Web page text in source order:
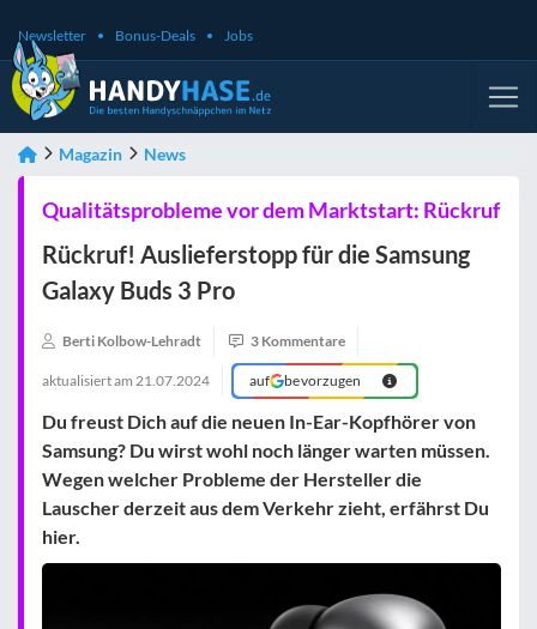
Newsletter Bonus-Deals Jobs
Magazin News
Qualitätsprobleme vor dem Marktstart: Rückruf
Rückruf! Auslieferstopp für die Samsung
Galaxy Buds 3 Pro
Berti Kolbow-Lehradt 3 Kommentare
aktualisiert am 21.07.2024 auf bevorzugen
Du freust Dich auf die neuen In-Ear-Kopfhörer von
Samsung? Du wirst wohl noch länger warten müssen.
Wegen welcher Probleme der Hersteller die
Lauscher derzeit aus dem Verkehr zieht, erfährst Du
hier.